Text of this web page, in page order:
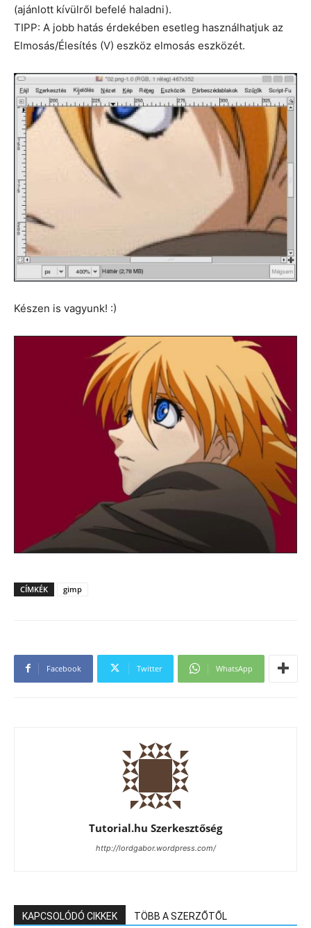
(ajánlott kívülről befelé haladni).
TIPP: A jobb hatás érdekében esetleg használhatjuk az
Elmosás/Élesítés (V) eszköz elmosás eszközét.
Készen is vagyunk! :)
CÍMKÉK gimp
Facebook Twitter WhatsApp
Tutorial.hu Szerkesztőség
http://lordgabor.wordpress.com/
KAPCSOLÓDÓ CIKKEK TÖBB A SZERZŐTŐL